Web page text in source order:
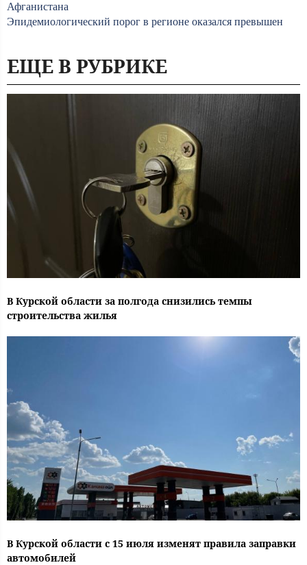
Афганистана
Эпидемиологический порог в регионе оказался превышен
ЕЩЕ В РУБРИКЕ
В Курской области за полгода снизились темпы
строительства жилья
В Курской области с 15 июля изменят правила заправки
автомобилей